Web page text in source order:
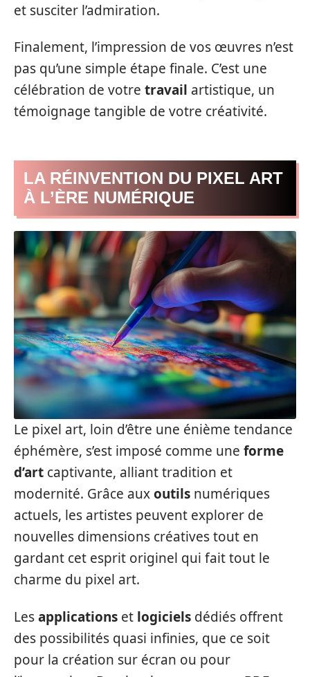
et susciter l’admiration.
Finalement, l’impression de vos œuvres n’est
pas qu’une simple étape finale. C’est une
célébration de votre travail artistique, un
témoignage tangible de votre créativité.
LA RÉINVENTION DU PIXEL ART
À L’ÈRE NUMÉRIQUE
Le pixel art, loin d’être une énième tendance
éphémère, s’est imposé comme une forme
d’art captivante, alliant tradition et
modernité. Grâce auxoutils numériques
actuels, les artistes peuvent explorer de
nouvelles dimensions créatives tout en
gardant cet esprit originel qui fait tout le
charme du pixel art.
Lesapplications et logiciels dédiés offrent
des possibilités quasi infinies, que ce soit
pour la création sur écran ou pour